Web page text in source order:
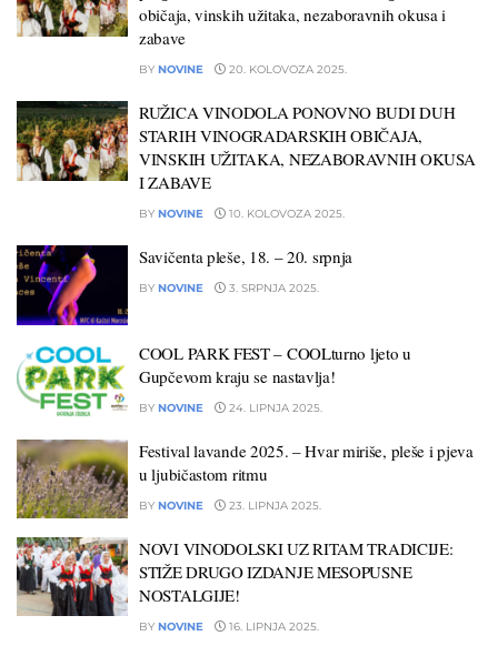
običaja, vinskih užitaka, nezaboravnih okusa i
zabave
BY NOVINE 20. KOLOVOZA 2025.
RUŽICA VINODOLA PONOVNO BUDI DUH
STARIH VINOGRADARSKIH OBIČAJA,
VINSKIH UŽITAKA, NEZABORAVNIH OKUSA
I ZABAVE
BY NOVINE 10. KOLOVOZA 2025.
Savičenta pleše, 18. – 20. srpnja
BY NOVINE 3. SRPNJA 2025.
COOL PARK FEST – COOLturno ljeto u
Gupčevom kraju se nastavlja!
BY NOVINE 24. LIPNJA 2025.
Festival lavande 2025. – Hvar miriše, pleše i pjeva
u ljubičastom ritmu
BY NOVINE 23. LIPNJA 2025.
NOVI VINODOLSKI UZ RITAM TRADICIJE:
STIŽE DRUGO IZDANJE MESOPUSNE
NOSTALGIJE!
BY NOVINE 16. LIPNJA 2025.